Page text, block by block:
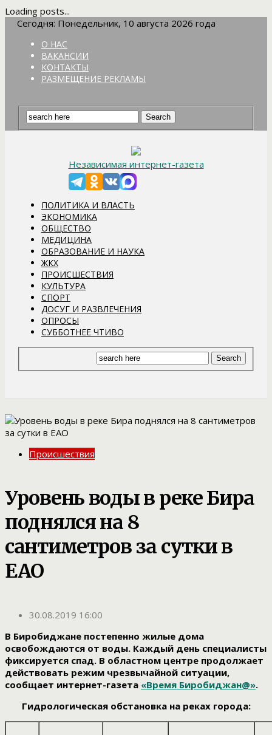
Loading posts...
Сегодня: Понедельник, 10 августа 2026 года
О НАС
ВАКАНСИИ
КОНТАКТЫ
РАЗМЕЩЕНИЕ РЕКЛАМЫ
Независимая интернет-газета
ПОЛИТИКА И ВЛАСТЬ
ЭКОНОМИКА
ОБЩЕСТВО
МЕДИЦИНА
ОБРАЗОВАНИЕ И НАУКА
ЖКХ
ПРОИСШЕСТВИЯ
КУЛЬТУРА
СПОРТ
ДОСУГ И РАЗВЛЕЧЕНИЯ
ОПРОСЫ
СУББОТНЕЕ ЧТИВО
Происшествия
Уровень воды в реке Бира
поднялся на 8
сантиметров за сутки в
ЕАО
30.08.2019 16:00
В Биробиджане постепенно жилые дома
освобождаются от воды. Каждый день специалисты
фиксируется спад. В областном центре продолжает
действовать режим чрезвычайной ситуации,
сообщает интернет-газета «Время Биробиджан@».
Гидрологическая обстановка на реках города: